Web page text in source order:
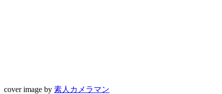
cover image by 素人カメラマン